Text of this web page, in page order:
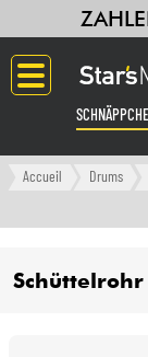
Langue
Accueil Drums
Schüttelrohr